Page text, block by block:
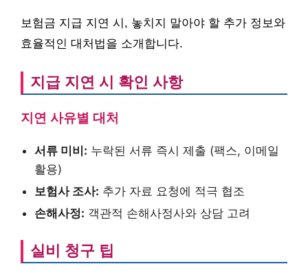
보험금 지급 지연 시, 놓치지 말아야 할 추가 정보와
효율적인 대처법을 소개합니다.
지급 지연 시 확인 사항
지연 사유별 대처
서류 미비: 누락된 서류 즉시 제출 (팩스, 이메일
활용)
보험사 조사: 추가 자료 요청에 적극 협조
손해사정: 객관적 손해사정사와 상담 고려
실비 청구 팁